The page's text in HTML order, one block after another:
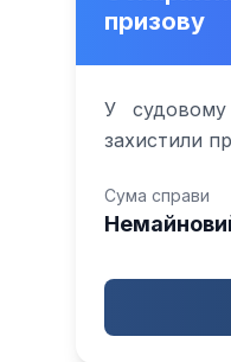
призову
У
захистили
Сума справи